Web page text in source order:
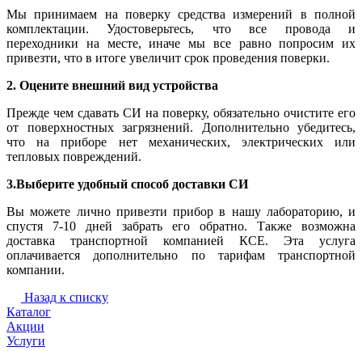
Мы принимаем на поверку средства измерений в полной
комплектации. Удостоверьтесь, что все провода и
переходники на месте, иначе мы все равно попросим их
привезти, что в итоге увеличит срок проведения поверки.
2. Оцените внешний вид устройства
Прежде чем сдавать СИ на поверку, обязательно очистите его
от поверхностных загрязнений. Дополнительно убедитесь,
что на приборе нет механических, электрических или
тепловых повреждений.
3.Выберите удобный способ доставки СИ
Вы можете лично привезти прибор в нашу лабораторию, и
спустя 7-10 дней забрать его обратно. Также возможна
доставка транспортной компанией КСЕ. Эта услуга
оплачивается дополнительно по тарифам транспортной
компании.
Назад к списку
Каталог
Акции
Услуги